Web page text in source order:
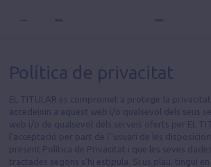
Política de privacitat
EL TITULAR es compromet a protegir la
accedeixin a aquest web i/o qualsevol dels seus
web i/o de qualsevol dels serveis oferts per EL
l'acceptació per part de l''usuari de les
present Política de Privacitat i que les seves
tractades segons s'hi estipula. Si us plau, tingui